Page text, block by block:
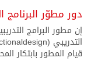
دور مطوّر البرنامج
إن مطور البرامج
قيام المطور بابتكار